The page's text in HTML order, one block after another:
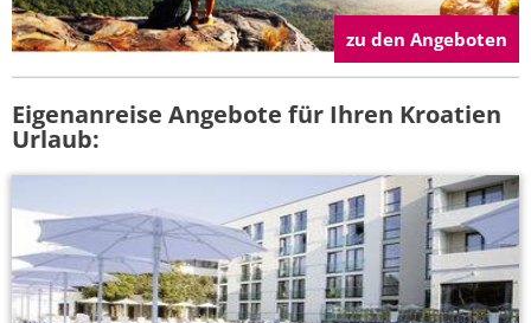
zu den Angeboten
Eigenanreise Angebote für Ihren Kroatien
Urlaub: